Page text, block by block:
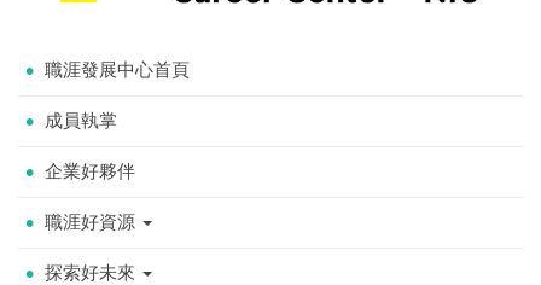
職涯發展中心首頁
成員執掌
企業好夥伴
職涯好資源
探索好未來